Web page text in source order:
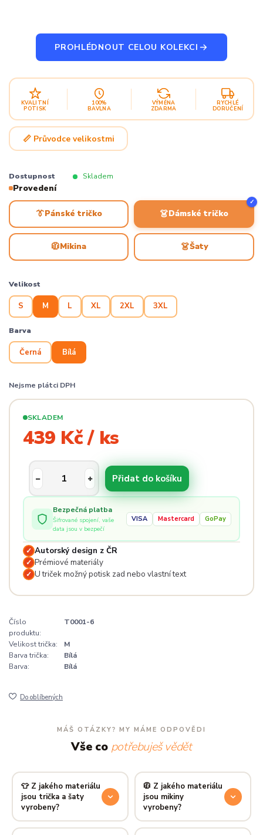
PROHLÉDNOUT CELOU KOLEKCI
KVALITNÍ
POTISK
100%
BAVLNA
VÝMĚNA
ZDARMA
RYCHLÉ
DORUČENÍ
📏 Průvodce velikostmi
Dostupnost Skladem
Provedení
👔Pánské tričko 👗Dámské tričko
✓
🧥Mikina 👗Šaty
Velikost
S M L XL 2XL 3XL
Barva
Černá Bílá
Nejsme plátci DPH
SKLADEM
439 Kč / ks
Přidat do košíku
Bezpečná platba
Šifrované spojení, vaše
data jsou v bezpečí
VISA Mastercard GoPay
✓ Autorský design z ČR
✓ Prémiové materiály
✓ U triček možný potisk zad nebo vlastní text
Číslo
produktu:
T0001-6
Velikost trička:
M
Barva trička:
Bílá
Barva:
Bílá
Do oblíbených
MÁŠ OTÁZKY? MY MÁME ODPOVĚDI
Vše co potřebuješ vědět
👕 Z jakého materiálu
jsou trička a šaty
vyrobeny?
Používáme prémiovou 100%
🧥 Z jakého materiálu
jsou mikiny
vyrobeny?
Mikiny šijeme ze směsi80 %